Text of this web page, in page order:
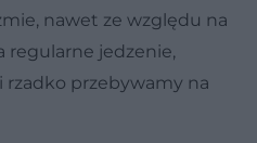
nawet ze względu na
regularne jedzenie,
rzadko przebywamy na